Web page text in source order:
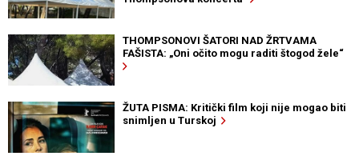
THOMPSONOVI ŠATORI NAD ŽRTVAMA
FAŠISTA: „Oni očito mogu raditi štogod žele“
ŽUTA PISMA: Kritički film koji nije mogao biti
snimljen u Turskoj